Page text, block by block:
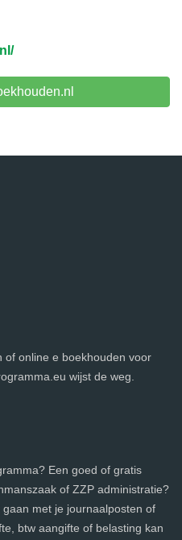
of online e boekhouden voor
wijst de weg.
Een goed of gratis
of ZZP administratie?
met je journaalposten of
btw aangifte of belasting kan